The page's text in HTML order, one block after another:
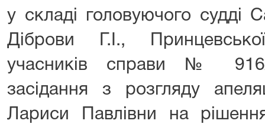
у складі головуючого судді
Діброви Г.І.,
учасників справи №
засідання з розгляду
Лариси Павлівни на